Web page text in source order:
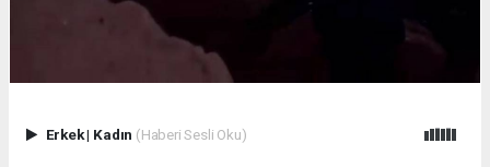
Erkek| Kadın (Haberi Sesli Oku)